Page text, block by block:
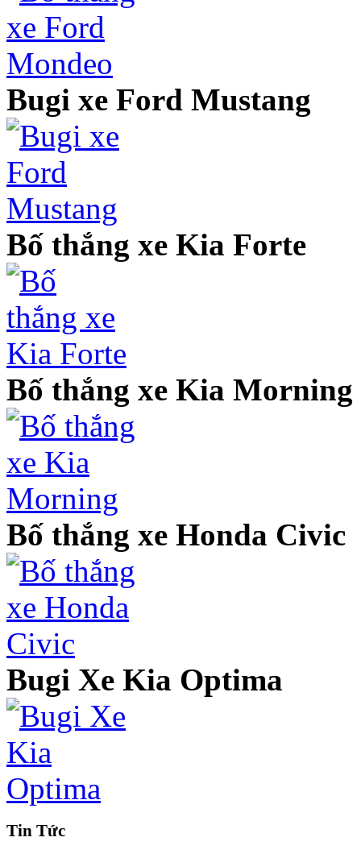
Bugi xe Ford Mustang
Bố thắng xe Kia Forte
Bố thắng xe Kia Morning
Bố thắng xe Honda Civic
Bugi Xe Kia Optima
Tin Tức